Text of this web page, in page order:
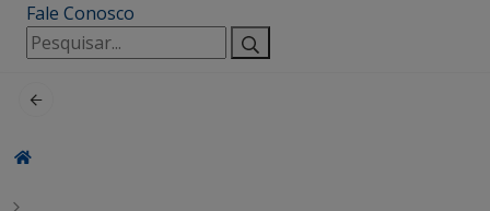
Fale Conosco
Pesquisar
por: